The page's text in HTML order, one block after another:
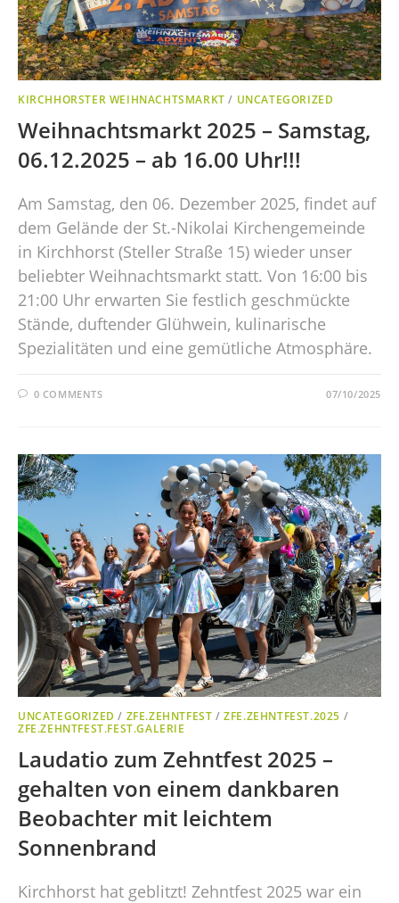
KIRCHHORSTER WEIHNACHTSMARKT / UNCATEGORIZED
Weihnachtsmarkt 2025 – Samstag,
06.12.2025 – ab 16.00 Uhr!!!
Am Samstag, den 06. Dezember 2025, findet auf
dem Gelände der St.-Nikolai Kirchengemeinde
in Kirchhorst (Steller Straße 15) wieder unser
beliebter Weihnachtsmarkt statt. Von 16:00 bis
21:00 Uhr erwarten Sie festlich geschmückte
Stände, duftender Glühwein, kulinarische
Spezialitäten und eine gemütliche Atmosphäre.
0 COMMENTS 07/10/2025
UNCATEGORIZED / ZFE.ZEHNTFEST /ZFE.ZEHNTFEST.2025 /
ZFE.ZEHNTFEST.FEST.GALERIE
Laudatio zum Zehntfest 2025 –
gehalten von einem dankbaren
Beobachter mit leichtem
Sonnenbrand
Kirchhorst hat geblitzt! Zehntfest 2025 war ein